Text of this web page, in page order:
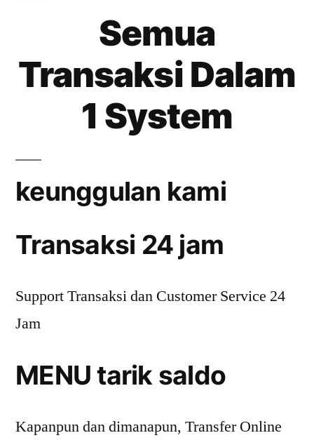
Semua
Transaksi Dalam
1 System
keunggulan kami
Transaksi 24 jam
Support Transaksi dan Customer Service 24
Jam
MENU tarik saldo
Kapanpun dan dimanapun, Transfer Online